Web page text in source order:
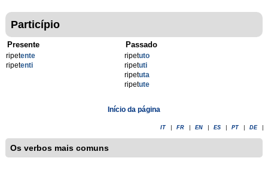
Particípio
Presente
ripetente
ripetenti
Passado
ripetuto
ripetuti
ripetuta
ripetute
Início da página
IT FR EN ES PT DE
Os verbos mais comuns